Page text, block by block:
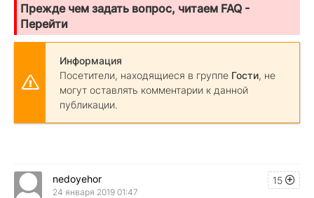
Прежде чем задать вопрос, читаем FAQ -
Перейти
Информация
Посетители, находящиеся в группе Гости, не
могут оставлять комментарии к данной
публикации.
15
nedoyehor
24 января 2019 01:47